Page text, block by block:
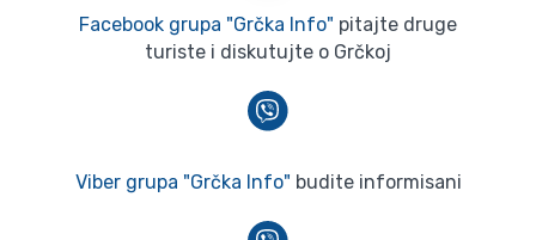
Facebook grupa "Grčka Info" pitajte druge
turiste i diskutujte o Grčkoj
Viber grupa "Grčka Info" budite informisani